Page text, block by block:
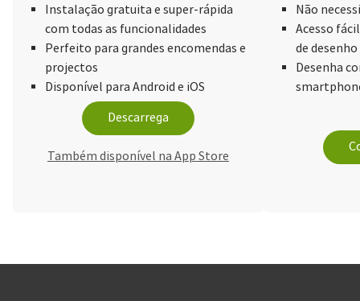
Instalação gratuita e super-rápida
com todas as funcionalidades
Perfeito para grandes encomendas e
projectos
Disponível para Android e iOS
Descarrega
Também disponível na App Store
Não
Acesso
de desenho
Desenha